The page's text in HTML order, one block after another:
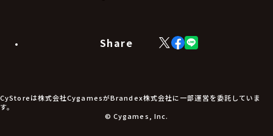
食品・飲料品
アパレル小物
アクセサリー
Share
X
(Twitter)
Facebook
LINE
CyStoreは株式会社CygamesがBrandex株式会社に一部運営を委託していま
す。
© Cygames, Inc.